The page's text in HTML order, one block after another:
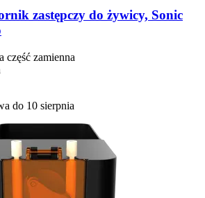
zastępczy do żywicy, Sonic
część zamienna
do 10 sierpnia